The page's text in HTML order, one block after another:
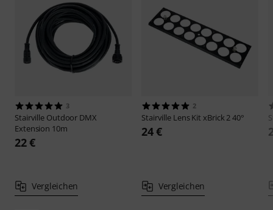
3
Stairville Outdoor DMX
Extension 10m
22 €
Vergleichen
2
Stairville Lens Kit xBrick 2 40°
24 €
Vergleichen